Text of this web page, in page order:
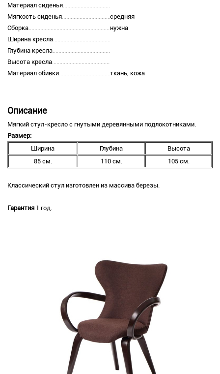
Материал сиденья
Мягкость сиденья
средняя
Сборка
нужна
Ширина кресла
Глубина кресла
Высота кресла
Материал обивки
ткань, кожа
Описание
Мягкий стул-кресло с гнутыми деревянными подлокотниками.
Размер:
Ширина
Глубина
Высота
85 см.
110 см. 105 см.
Классический стул изготовлен из массива березы.
Гарантия 1 год.